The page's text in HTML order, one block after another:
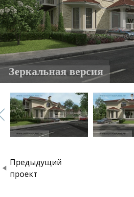
Зеркальная версия
Предыдущий
проект